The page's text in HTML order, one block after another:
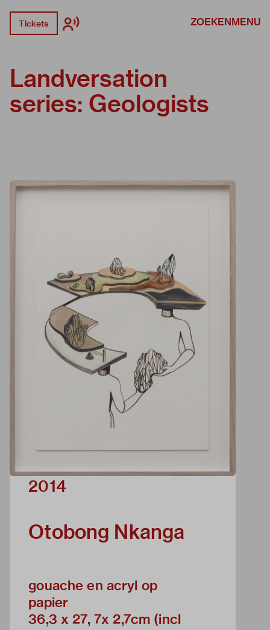
Tickets ZOEKENMENU
Landversation
series: Geologists
2014
Otobong Nkanga
gouache en acryl op
papier
36,3 x 27, 7x 2,7cm (incl